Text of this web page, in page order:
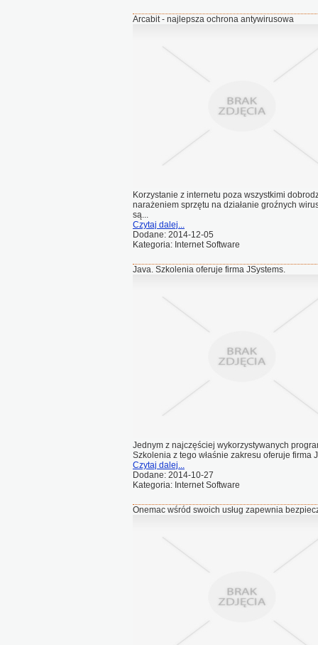
Arcabit - najlepsza ochrona antywirusowa
Korzystanie z internetu poza wszystkimi
narażeniem sprzętu na działanie groźnych
są...
Czytaj dalej...
Dodane: 2014-12-05
Kategoria: Internet Software
Java. Szkolenia oferuje firma JSystems.
Jednym z najczęściej wykorzystywanych
Szkolenia z tego właśnie zakresu oferuje firma
Czytaj dalej...
Dodane: 2014-10-27
Kategoria: Internet Software
Onemac wśród swoich usług zapewnia